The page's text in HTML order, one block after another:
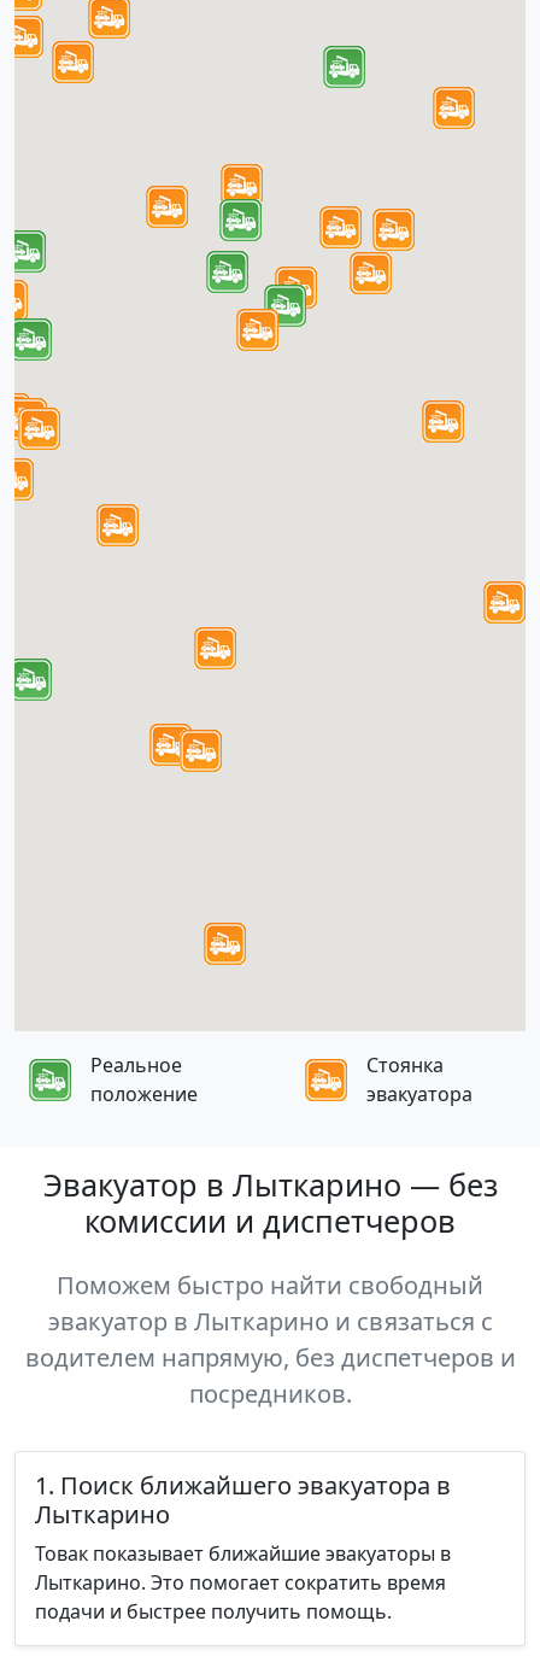
Реальное
положение
Стоянка
эвакуатора
Эвакуатор в Лыткарино — без
комиссии и диспетчеров
Поможем быстро найти свободный
эвакуатор в Лыткарино и связаться с
водителем напрямую, без диспетчеров и
посредников.
1. Поиск ближайшего эвакуатора в
Лыткарино
Товак показывает ближайшие эвакуаторы в
Лыткарино. Это помогает сократить время
подачи и быстрее получить помощь.